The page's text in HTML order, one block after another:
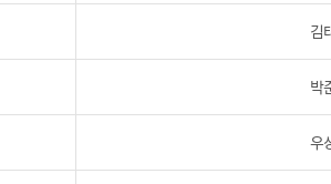
김
박
우